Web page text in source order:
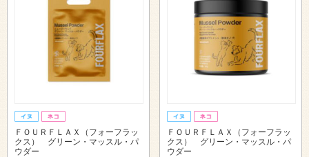
ＦＯＵＲＦＬＡＸ（フォーフラッ
クス） グリーン・マッスル・パ
ウダー
ＦＯＵＲＦＬＡＸ（フォーフラッ
クス） グリーン・マッスル・パ
ウダー